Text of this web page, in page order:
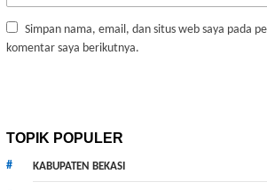
Simpan nama, email, dan situs web saya pada
komentar saya berikutnya.
TOPIK POPULER
KABUPATEN BEKASI